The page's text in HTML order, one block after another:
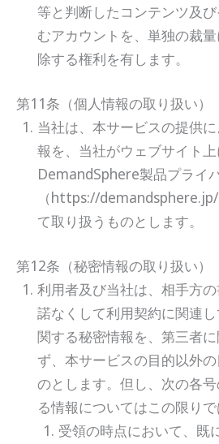
等と判断したコンテンツ及
むアカウントを、単独の裁
除する権利を有します。
第11条（個人情報の取り扱い）
当社は、本サービスの提供
報を、当社がウェブサイト
DemandSphere製品プライ
（https://
て取り扱うものとします。
第12条（秘密情報の取り扱い）
利用者及び当社は、相手方
諾なくして利用契約に関連
関する秘密情報を、第三者
ず、本サービスの目的以外
のとします。但し、次の各
る情報についてはこの限りで
受領の時点において、既